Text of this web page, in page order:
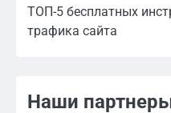
ТОП-5 бесплатных
трафика сайта
Наши